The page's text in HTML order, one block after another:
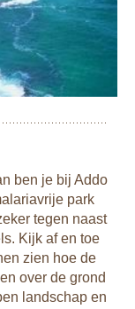
ben je bij Addo
park
tegen naast
Kijk af en toe
zien hoe de
over de grond
landschap en